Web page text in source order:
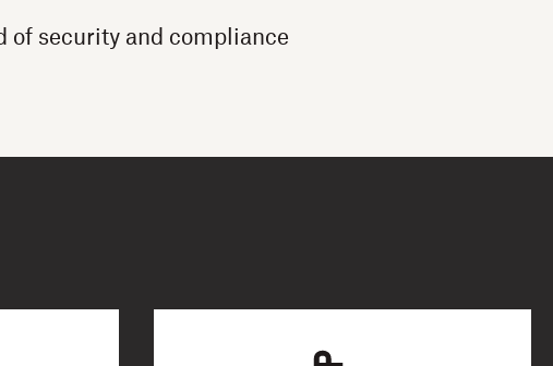
of security and compliance